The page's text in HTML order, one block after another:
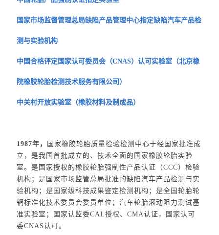
国家市场监督管理总局缺陷产品管理中心指定缺陷汽车产品检
测与实验机构
中国合格评定国家认可委员会（CNAS）认可实验室（北京橡
院橡胶轮胎检测技术服务有限公司）
中关村开放实验室（橡胶材料及制成品）
1987年，
国家橡胶轮胎质量检验检测中心于经国家批准成
立，是我国首批成立的、技术全面的国家橡胶轮胎实验
室。是国家授权的橡胶轮胎强制性产品认证（CCC）检验
机构；是国家市场监管总局批准的缺陷汽车产品检测与实
验机构；是国家级科技成果鉴定检测机构；是全国轮胎轮
辋标准化技术委员会委员单位；汽车轮胎滚动阻力测试基
准实验室；国家认监委CAL授权、CMA认证，国家认可
委CNAS认可。